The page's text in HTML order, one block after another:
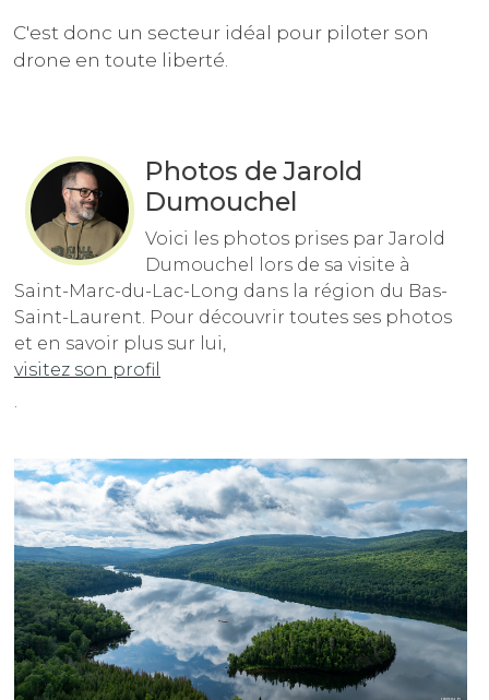
C'est donc un secteur idéal pour piloter son
drone en toute liberté.
Photos de Jarold
Dumouchel
Voici les photos prises par Jarold
Dumouchel lors de sa visite à
Saint-Marc-du-Lac-Long dans la région du Bas-
Saint-Laurent. Pour découvrir toutes ses photos
et en savoir plus sur lui,
visitez son profil
.